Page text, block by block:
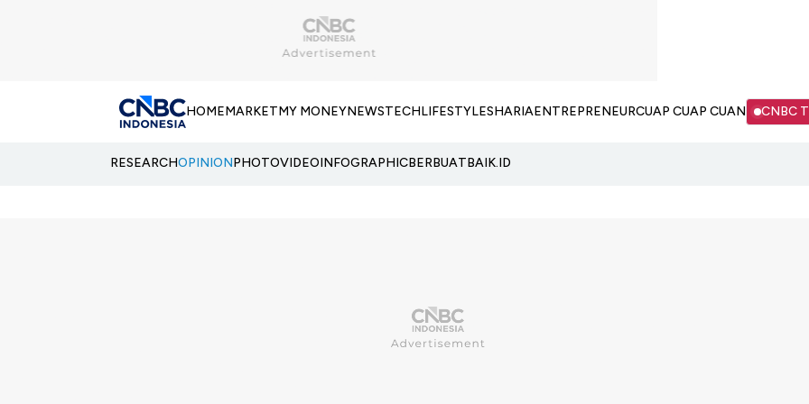
HOMEMARKETMY MONEYNEWSTECHLIFESTYLESHARIAENTREPRENEURCUAP CUAP CUAN CNBC
RESEARCHOPINIONPHOTOVIDEOINFOGRAPHICBERBUATBAIK.ID